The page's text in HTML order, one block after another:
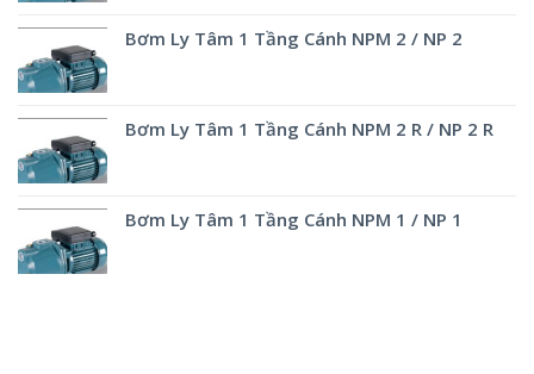
Bơm Ly Tâm 1 Tầng Cánh NPM 2 / NP 2
Bơm Ly Tâm 1 Tầng Cánh NPM 2 R / NP 2 R
Bơm Ly Tâm 1 Tầng Cánh NPM 1 / NP 1